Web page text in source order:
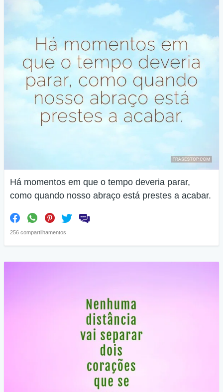
Há momentos em que o tempo deveria parar,
como quando nosso abraço está prestes a acabar.
256 compartilhamentos